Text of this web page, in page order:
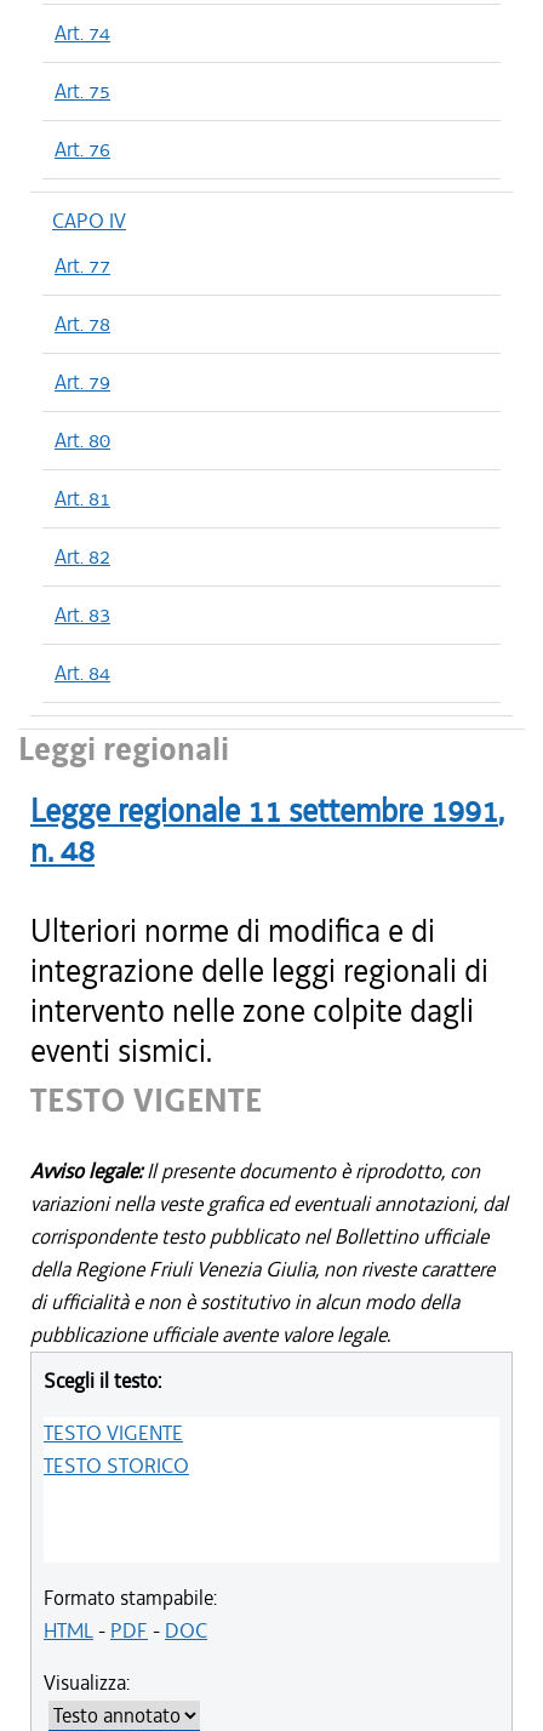
Art. 74
Art. 75
Art. 76
CAPO IV
Art. 77
Art. 78
Art. 79
Art. 80
Art. 81
Art. 82
Art. 83
Art. 84
Leggi regionali
Legge regionale 11 settembre 1991,
n.48
Ulteriori norme di modifica e di
integrazione delle leggi regionali di
intervento nelle zone colpite dagli
eventi sismici.
TESTO VIGENTE
Avviso legale:Il presente documento è riprodotto, con
variazioni nella veste grafica ed eventuali annotazioni, dal
corrispondente testo pubblicato nel Bollettino ufficiale
della Regione Friuli Venezia Giulia, non riveste carattere
di ufficialità e non è sostitutivo in alcun modo della
pubblicazione ufficiale avente valore legale.
Scegli il testo:
TESTO VIGENTE
TESTO STORICO
Formato stampabile:
HTML- PDF - DOC
Visualizza: